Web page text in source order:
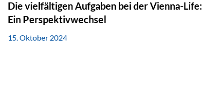
Die vielfältigen Aufgaben bei der Vienna-Life:
Ein Perspektivwechsel
15. Oktober 2024